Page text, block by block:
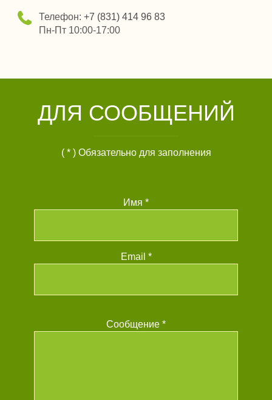
Телефон:+7 (831) 414 96 83
Пн-Пт 10:00-17:00
ДЛЯ СООБЩЕНИЙ
( * ) Обязательно для заполнения
Имя *
Email *
Сообщение *